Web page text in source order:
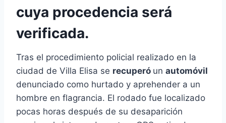
cuya procedencia será
verificada.
Tras el procedimiento policial realizado en la
ciudad de Villa Elisa se recuperó un automóvil
denunciado como hurtado y aprehender a un
hombre en flagrancia. El rodado fue localizado
pocas horas después de su desaparición